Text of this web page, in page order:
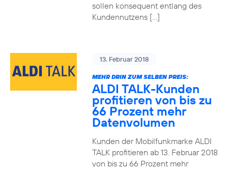
sollen konsequent entlang des
Kundennutzens […]
13. Februar 2018
MEHR DRIN ZUM SELBEN PREIS:
ALDI TALK-Kunden
profitieren von bis zu
66 Prozent mehr
Datenvolumen
Kunden der Mobilfunkmarke ALDI
TALK profitieren ab 13. Februar 2018
von bis zu 66 Prozent mehr